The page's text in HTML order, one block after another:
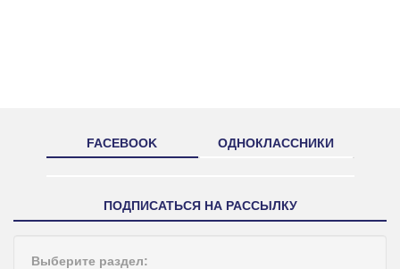
FACEBOOK ОДНОКЛАССНИКИ
ПОДПИСАТЬСЯ НА РАССЫЛКУ
Выберите раздел: